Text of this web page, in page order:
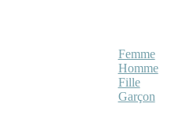
Femme
Homme
Fille
Garçon